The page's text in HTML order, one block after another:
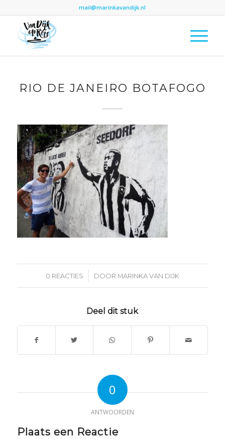
mail@marinkavandijk.nl
RIO DE JANEIRO BOTAFOGO
0 REACTIES
/ DOOR MARINKA VAN DIJK
Deel dit stuk
0
ANTWOORDEN
Plaats een Reactie